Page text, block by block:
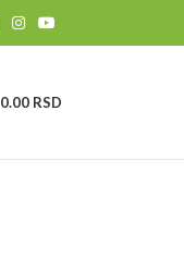
0.00 RSD